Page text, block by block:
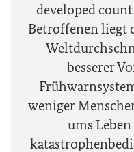
developed
Betroffenen liegt
besserer
weniger
ums